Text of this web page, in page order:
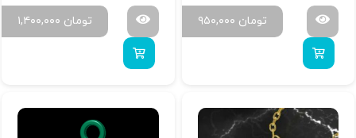
۹۵۰,۰۰۰ تومان ۱,۴۰۰,۰۰۰ تومان